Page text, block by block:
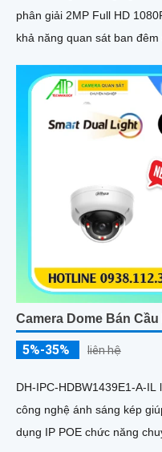
phân giải 2MP Full HD
khả năng quan sát ban đêm
sát liên tục và chất lượng
bụi nước vỏ kim loại chắc
Camera Dome Bán
5%-35% liên hệ
DH-IPC-HDBW1439E1-A-
công nghệ ánh sáng kép
dụng IP POE chức năng